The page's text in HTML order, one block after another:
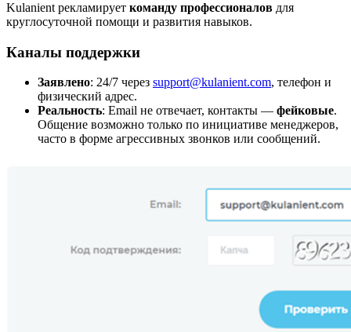
Kulanient рекламирует команду профессионалов для
круглосуточной помощи и развития навыков.
Каналы поддержки
Заявлено: 24/7 через support@kulanient.com, телефон и
физический адрес.
Реальность: Email не отвечает, контакты — фейковые.
Общение возможно только по инициативе менеджеров,
часто в форме агрессивных звонков или сообщений.